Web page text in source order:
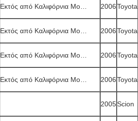
Εκτός από Καλιφόρνια Mo… 2006Toyota
Εκτός από Καλιφόρνια Mo… 2006Toyota
Εκτός από Καλιφόρνια Mo… 2006Toyota
Εκτός από Καλιφόρνια Mo… 2006Toyota
2005Scion